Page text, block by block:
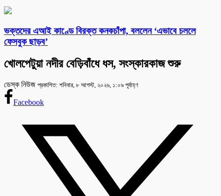
ভক্তদের এআই কাণ্ডে বিরক্ত কনকচাঁপা, বললেন ‘এভাবে চললে
ফেসবুক ছাড়ব’
খোলপেটুয়া নদীর বেড়িবাঁধে ধস, সংস্কারকাজ শুরু
ডেস্ক নিউজ প্রকাশিত: শনিবার, ৮ আগস্ট, ২০২৬, ১:০৯ পূর্বাহ্ণ
Facebook